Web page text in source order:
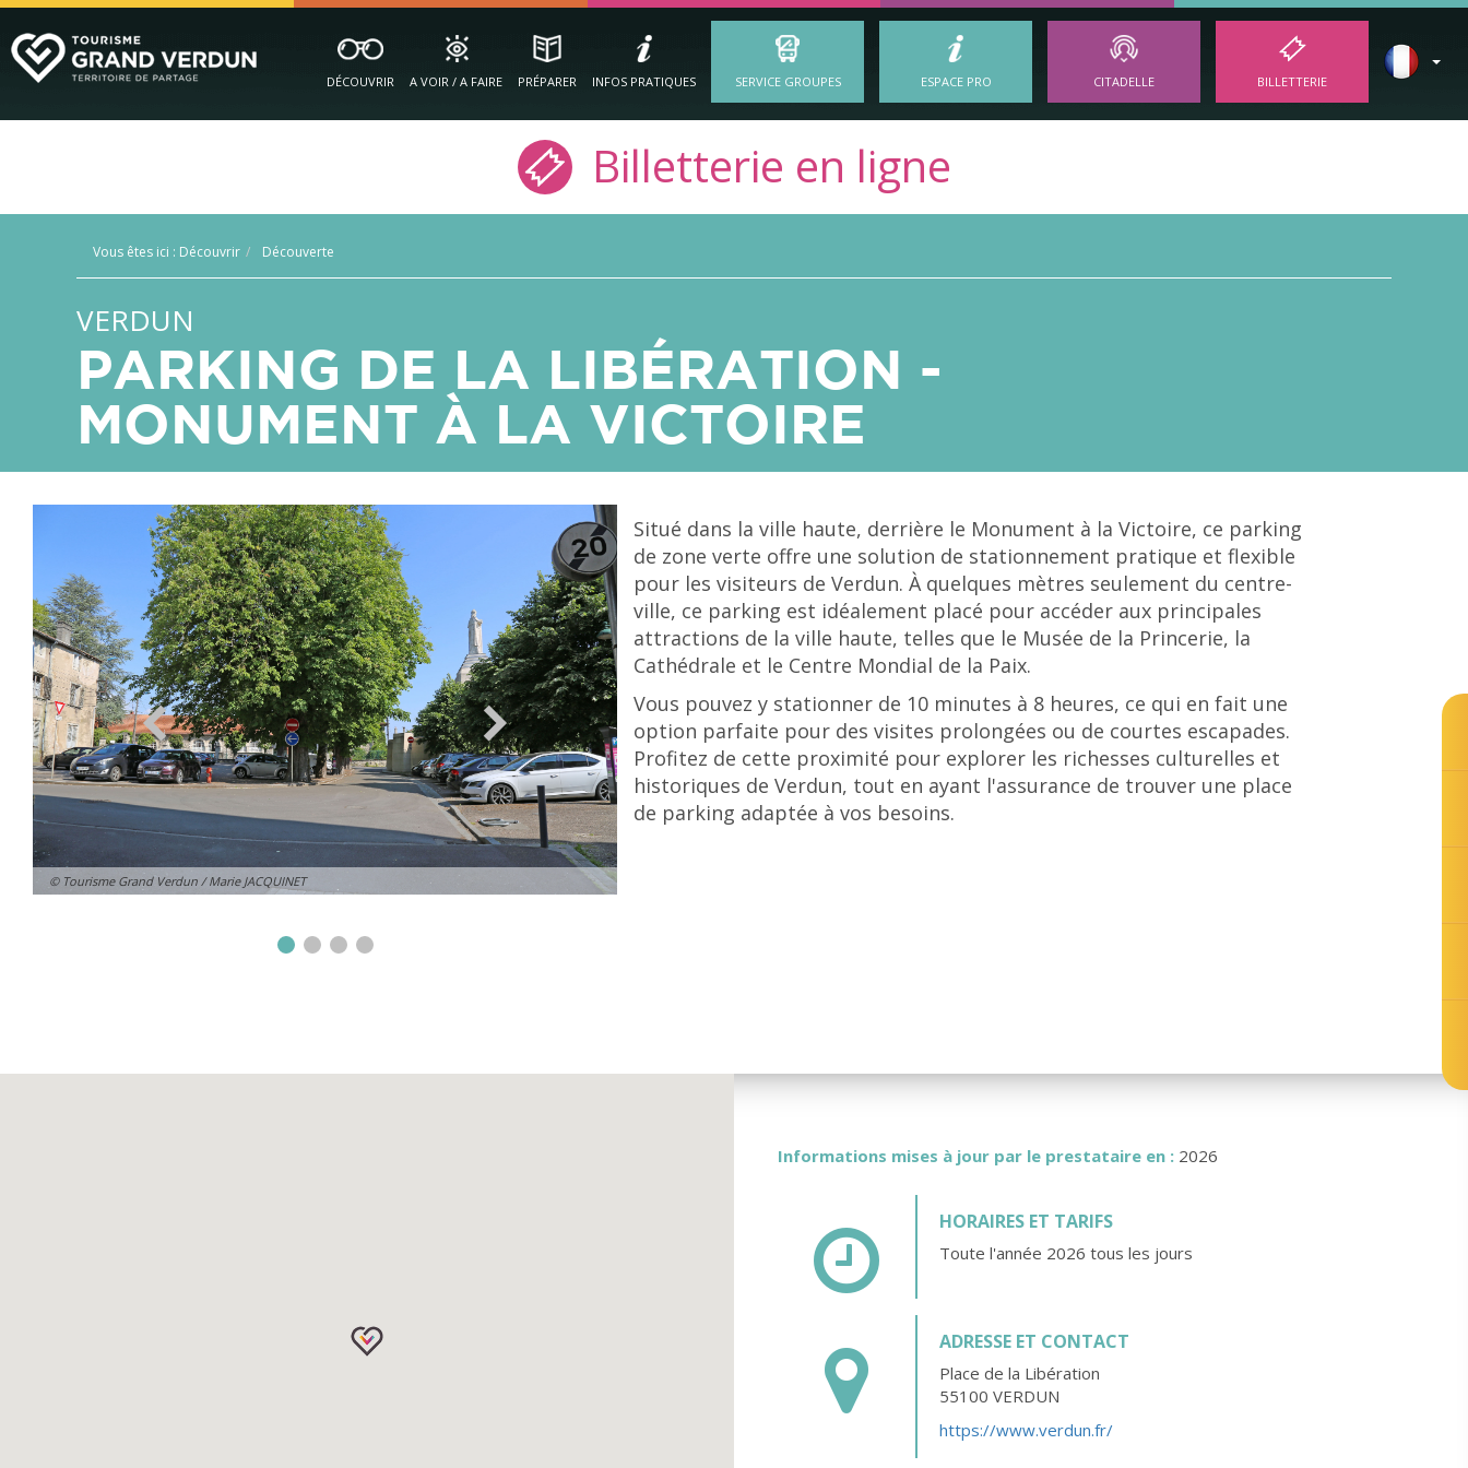
DÉCOUVRIR A VOIR / A FAIRE PRÉPARER INFOS PRATIQUES SERVICE GROUPES ESPACE PRO CITADELLE BILLETTERIE
Billetterie en ligne
Vous êtes ici : Découvrir Découverte
VERDUN
PARKING DE LA LIBÉRATION -
MONUMENT À LA VICTOIRE
© Tourisme Grand Verdun / Marie JACQUINET
Situé dans la ville haute, derrière le Monument à la Victoire, ce parking
de zone verte offre une solution de stationnement pratique et flexible
pour les visiteurs de Verdun. À quelques mètres seulement du centre-
ville, ce parking est idéalement placé pour accéder aux principales
attractions de la ville haute, telles que le Musée de la Princerie, la
Cathédrale et le Centre Mondial de la Paix.
Vous pouvez y stationner de 10 minutes à 8 heures, ce qui en fait une
option parfaite pour des visites prolongées ou de courtes escapades.
Profitez de cette proximité pour explorer les richesses culturelles et
historiques de Verdun, tout en ayant l'assurance de trouver une place
de parking adaptée à vos besoins.
Informations mises à jour par le prestataire en : 2026
HORAIRES ET TARIFS
Toute l'année 2026 tous les jours
ADRESSE ET CONTACT
Place de la Libération
55100 VERDUN
https://www.verdun.fr/